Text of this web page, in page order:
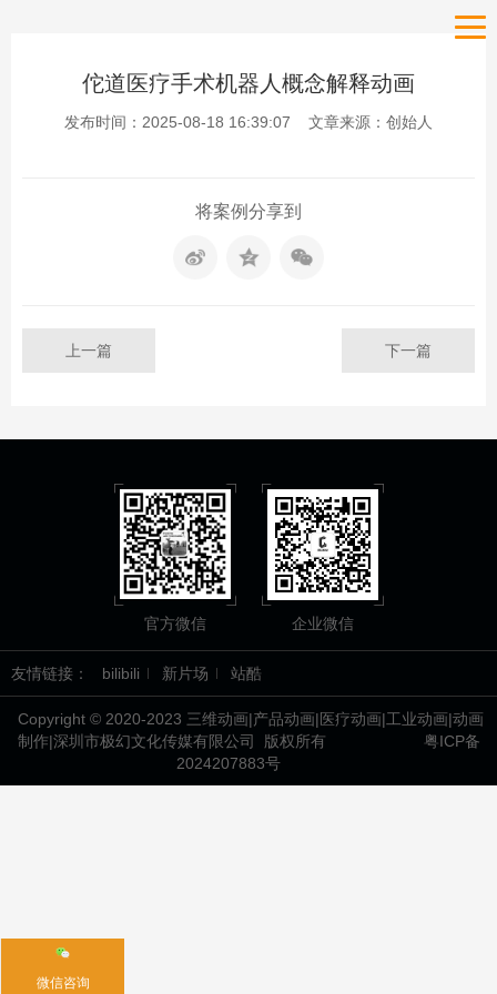
佗道医疗手术机器人概念解释动画
发布时间：2025-08-18 16:39:07 文章来源：创始人
将案例分享到
上一篇 下一篇
官方微信 企业微信
友情链接： bilibili 新片场 站酷
Copyright © 2020-2023 三维动画|产品动画|医疗动画|工业动画|动画
制作|深圳市极幻文化传媒有限公司 版权所有 粤ICP备
2024207883号
微信咨询